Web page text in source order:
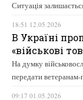
Ситуація
18:51 12.05.2026
В Україні
«військові
На думку
передати
09:17 01.05.2026